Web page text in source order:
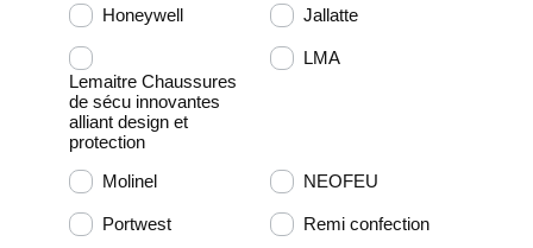
Honeywell Jallatte
Lemaitre Chaussures
de sécu innovantes
alliant design et
protection
LMA
Molinel NEOFEU
Portwest Remi confection